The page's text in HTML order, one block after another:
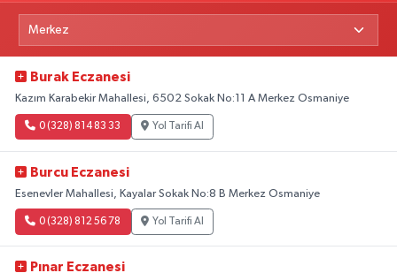
Burak Eczanesi
Kazım Karabekir Mahallesi, 6502 Sokak No:11 A Merkez Osmaniye
0 (328) 814 83 33 Yol Tarifi Al
Burcu Eczanesi
Esenevler Mahallesi, Kayalar Sokak No:8 B Merkez Osmaniye
0 (328) 812 56 78 Yol Tarifi Al
Pınar Eczanesi